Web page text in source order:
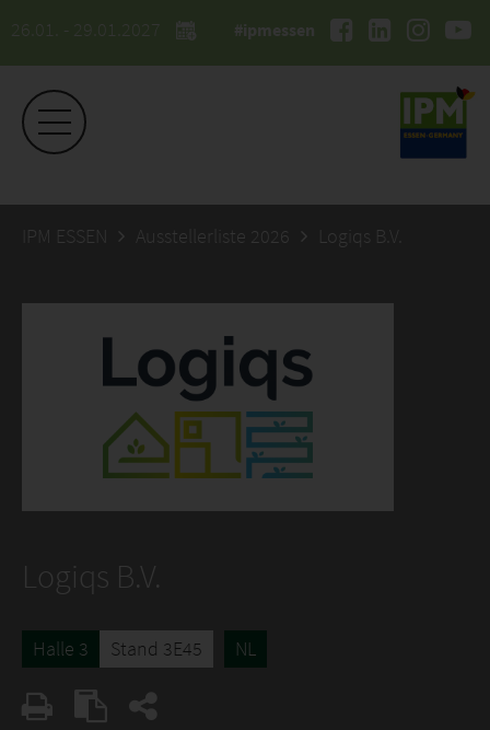
26.01. - 29.01.2027 #ipmessen
IPM ESSEN Ausstellerliste 2026 Logiqs B.V.
Logiqs B.V.
Halle 3 Stand 3E45 NL